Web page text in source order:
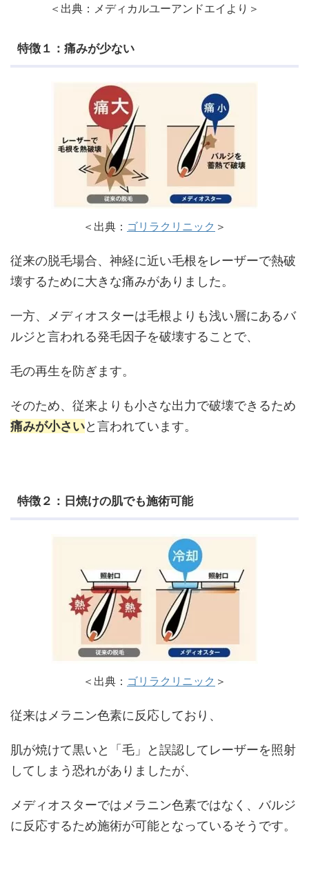
＜出典：メディカルユーアンドエイより＞
特徴１：痛みが少ない
＜出典： ゴリラクリニック ＞
従来の脱毛場合、神経に近い毛根をレーザーで熱破
壊するために大きな痛みがありました。
一方、メディオスターは毛根よりも浅い層にあるバ
ルジと言われる発毛因子を破壊することで、
毛の再生を防ぎます。
そのため、従来よりも小さな出力で破壊できるため
痛みが小さいと言われています。
特徴２：日焼けの肌でも施術可能
＜出典： ゴリラクリニック ＞
従来はメラニン色素に反応しており、
肌が焼けて黒いと「毛」と誤認してレーザーを照射
してしまう恐れがありましたが、
メディオスターではメラニン色素ではなく、バルジ
に反応するため施術が可能となっているそうです。